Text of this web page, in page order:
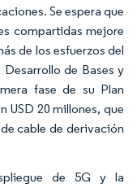
Se espera que
compartidas mejore
de los esfuerzos del
de Bases y
fase de su Plan
USD 20 millones, que
cable de derivación
de 5G y la